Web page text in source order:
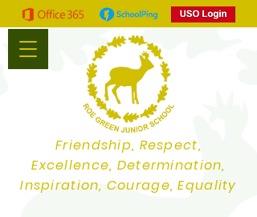
Friendship, Respect,
Excellence, Determination,
Inspiration, Courage, Equality